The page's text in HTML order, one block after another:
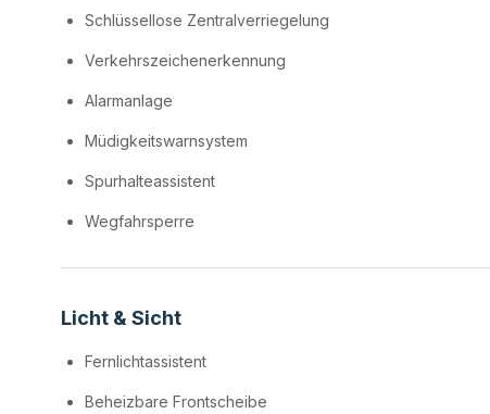
Schlüssellose Zentralverriegelung
Verkehrszeichenerkennung
Alarmanlage
Müdigkeitswarnsystem
Spurhalteassistent
Wegfahrsperre
Licht & Sicht
Fernlichtassistent
Beheizbare Frontscheibe